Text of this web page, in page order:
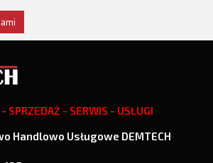
SPRZEDAŻ - SERWIS - USŁUGI
Handlowo Usługowe DEMTECH